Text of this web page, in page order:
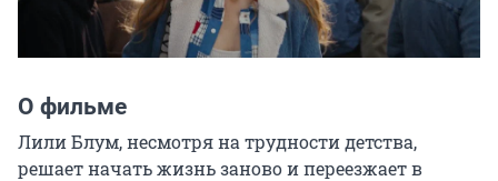
О фильме
Лили Блум, несмотря на трудности детства,
решает начать жизнь заново и переезжает в